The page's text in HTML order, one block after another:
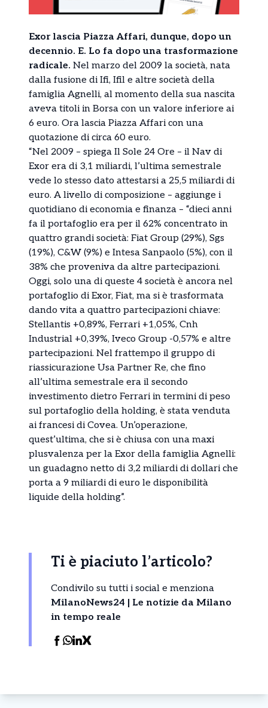
Exor lascia Piazza Affari, dunque, dopo un
decennio. E. Lo fa dopo una trasformazione
radicale. Nel marzo del 2009 la società, nata
dalla fusione di Ifi, Ifil e altre società della
famiglia Agnelli, al momento della sua nascita
aveva titoli in Borsa con un valore inferiore ai
6 euro. Ora lascia Piazza Affari con una
quotazione di circa 60 euro.
“Nel 2009 – spiega Il Sole 24 Ore – il Nav di
Exor era di 3,1 miliardi, l’ultima semestrale
vede lo stesso dato attestarsi a 25,5 miliardi di
euro. A livello di composizione – aggiunge i
quotidiano di economia e finanza – “dieci anni
fa il portafoglio era per il 62% concentrato in
quattro grandi società: Fiat Group (29%), Sgs
(19%), C&W (9%) e Intesa Sanpaolo (5%), con il
38% che proveniva da altre partecipazioni.
Oggi, solo una di queste 4 società è ancora nel
portafoglio di Exor, Fiat, ma si è trasformata
dando vita a quattro partecipazioni chiave:
Stellantis +0,89%, Ferrari +1,05%, Cnh
Industrial +0,39%, Iveco Group -0,57% e altre
partecipazioni. Nel frattempo il gruppo di
riassicurazione Usa Partner Re, che fino
all’ultima semestrale era il secondo
investimento dietro Ferrari in termini di peso
sul portafoglio della holding, è stata venduta
ai francesi di Covea. Un’operazione,
quest’ultima, che si è chiusa con una maxi
plusvalenza per la Exor della famiglia Agnelli:
un guadagno netto di 3,2 miliardi di dollari che
porta a 9 miliardi di euro le disponibilità
liquide della holding”.
Ti è piaciuto l’articolo?
Condivilo su tutti i social e menziona
MilanoNews24 | Le notizie da Milano
in tempo reale